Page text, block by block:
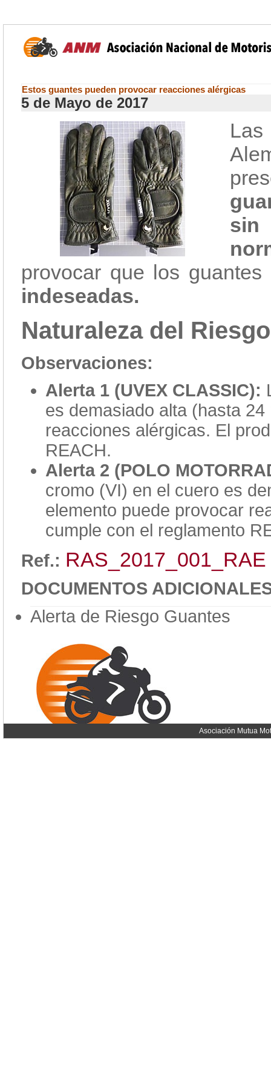
Estos guantes pueden provocar reacciones alérgicas
5 de Mayo de 2017
provocar que los
indeseadas.
Naturaleza del
Observaciones:
Alerta 1 (UVEX CLASSIC):
es demasiado alta (hasta
reacciones alérgicas. El
REACH.
Alerta 2 (POLO
cromo (VI) en el cuero es
elemento puede provocar
cumple con el reglamento
Ref.: RAS_2017_001_RAE
DOCUMENTOS
Alerta de Riesgo Guantes
Asociación Mutua